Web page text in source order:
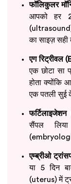
फॉलिकुलर
आपको हर
(ultrasound)
का साइज़ सही
एग रिट्रीवल
एक छोटा सा
होता क्योंकि
एक पतली सुई
सैंपल
एम्ब्रीओ
या 5 दिन
(uterus) में